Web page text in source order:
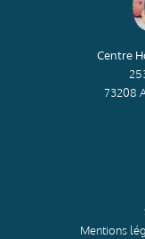
Centre
73208
Mentions